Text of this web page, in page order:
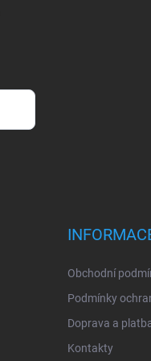
Obchodní
Podmínky
Doprava a
Kontakty